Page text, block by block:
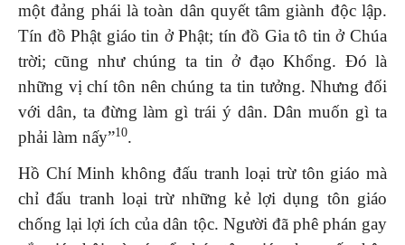
một đảng phái là toàn dân quyết tâm giành độc lập.
Tín đồ Phật giáo tin ở Phật; tín đồ Gia tô tin ở Chúa
trời; cũng như chúng ta tin ở đạo Khổng. Đó là
những vị chí tôn nên chúng ta tin tưởng. Nhưng đối
với dân, ta đừng làm gì trái ý dân. Dân muốn gì ta
phải làm nấy”10.
Hồ Chí Minh không đấu tranh loại trừ tôn giáo mà
chỉ đấu tranh loại trừ những kẻ lợi dụng tôn giáo
chống lại lợi ích của dân tộc. Người đã phê phán gay